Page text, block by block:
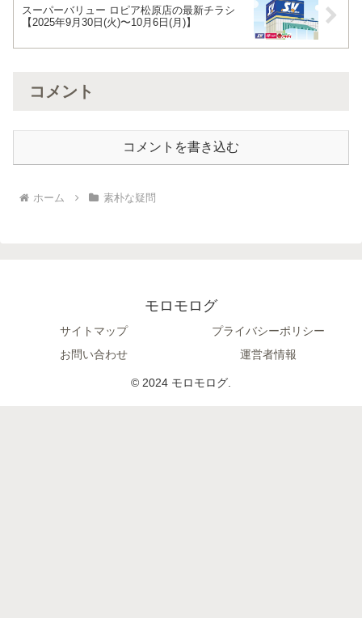
スーパーバリュー ロピア松原店の最新チラシ
【2025年9月30日(火)〜10月6日(月)】
コメント
コメントを書き込む
ホーム 素朴な疑問
モロモログ
サイトマップ
プライバシーポリシー
お問い合わせ
運営者情報
© 2024 モロモログ.